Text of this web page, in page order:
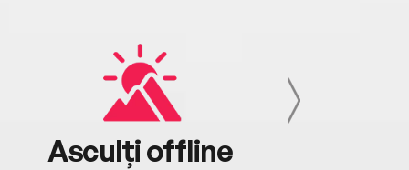
Asculți offline